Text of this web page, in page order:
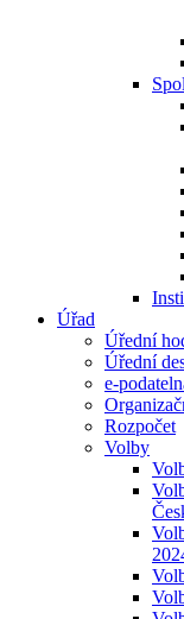
Úřad
Úřední
Úřední
e-
Rozpočet
Volby